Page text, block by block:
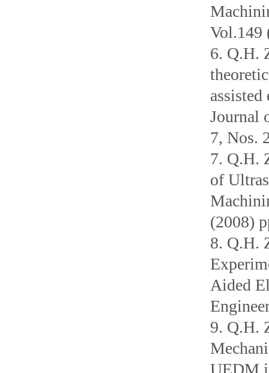
Vol.149
6. Q.H.
Journal
7, Nos.
7. Q.H.
of
(2008)
8. Q.H.
Aided
9. Q.H.
UEDM